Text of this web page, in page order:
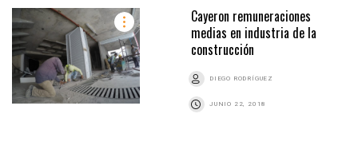
Cayeron remuneraciones
medias en industria de la
construcción
DIEGO RODRÍGUEZ
JUNIO 22, 2018